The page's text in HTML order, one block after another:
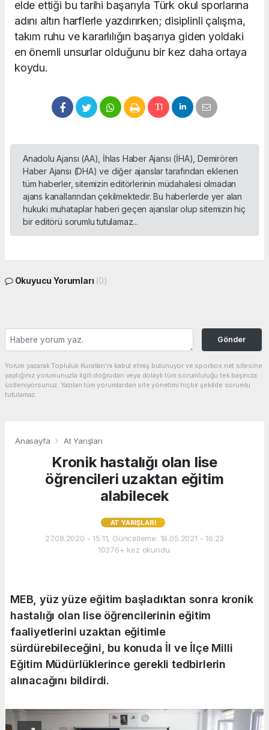
elde ettiği bu tarihi başarıyla Türk okul sporlarına
adını altın harflerle yazdırırken; disiplinli çalışma,
takım ruhu ve kararlılığın başarıya giden yoldaki
en önemli unsurlar olduğunu bir kez daha ortaya
koydu.
Anadolu Ajansı (AA), İhlas Haber Ajansı (İHA), Demirören
Haber Ajansı (DHA) ve diğer ajanslar tarafından eklenen
tüm haberler, sitemizin editörlerinin müdahalesi olmadan
ajans kanallarından çekilmektedir. Bu haberlerde yer alan
hukuki muhataplar haberi geçen ajanslar olup sitemizin hiç
bir editörü sorumlu tutulamaz...
Okuyucu Yorumları (0)
Gönder
Yorum yazarak Topluluk Kuralları’nı kabul etmiş bulunuyor ve sporbox.net sitesine
yaptığınız yorumunuzla ilgili doğrudan veya dolaylı tüm sorumluluğu tek başınıza
üstleniyorsunuz. Yazılan tüm yorumlardan site yönetimi hiçbir şekilde sorumlu
tutulamaz.
Anasayfa At Yarışları
Kronik hastalığı olan lise
öğrencileri uzaktan eğitim
alabilecek
AT YARIŞLARI
27.08.2020 - 15:11, Güncelleme: 18.05.2021 - 16:23
10376+ kez okundu.
MEB, yüz yüze eğitim başladıktan sonra kronik
hastalığı olan lise öğrencilerinin eğitim
faaliyetlerini uzaktan eğitimle
sürdürebileceğini, bu konuda İl ve İlçe Milli
Eğitim Müdürlüklerince gerekli tedbirlerin
alınacağını bildirdi.